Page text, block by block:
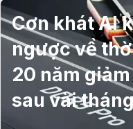
Cơn khát AI
ngược về
20 năm
sau vài tháng